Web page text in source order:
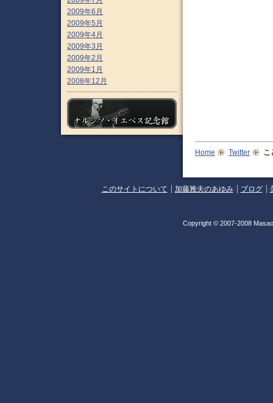
2009年6月
2009年5月
2009年4月
2009年3月
2009年2月
2009年1月
2008年12月
Home Twitter こ
このサイトについて 加藤雅夫のあゆみ ブログ
Copyright © 2007-2008